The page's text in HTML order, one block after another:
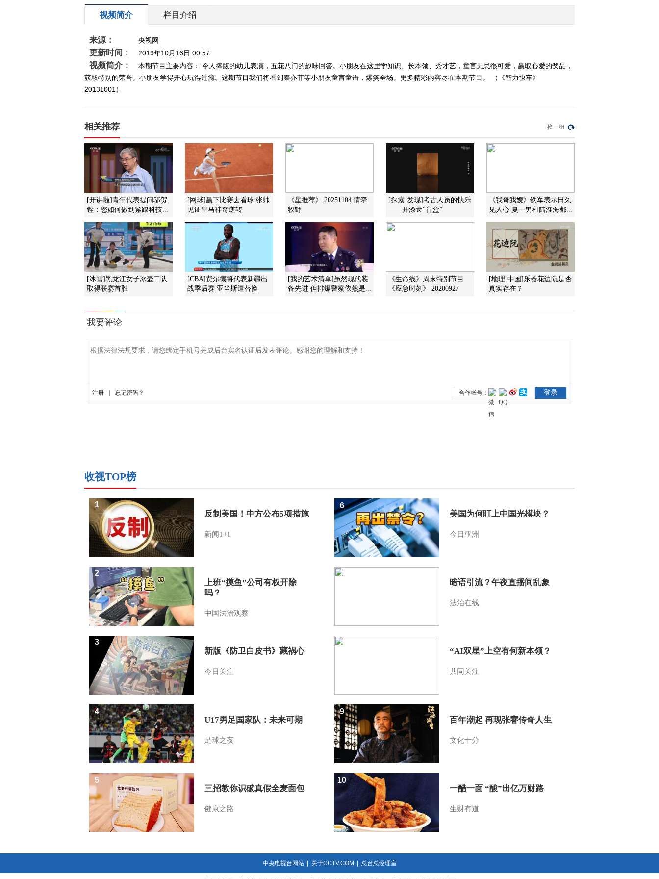
2013-09-25 06:50:30
2013-09-17 22:48:19
《智力快车》 20130813
《智力快车》 20130730
2013-07-30 07:33:22
《智力快车》 20130716
《智力快车》 20130702
2013-06-25 23:00:12
2013-06-11 09:24:14
《智力快车》 20130601
视频简介 栏目介绍
来源： 央视网
更新时间： 2013年10月16日 00:57
视频简介：
本期节目主要内容： 令人捧腹的幼儿表演，五花八门的趣味回答。小朋友在这里学知识、长本领、秀才艺，童言无忌很可爱，赢取心爱的奖品，
获取特别的荣誉。小朋友学得开心玩得过瘾。这期节目我们将看到秦亦菲等小朋友童言童语，爆笑全场。更多精彩内容尽在本期节目。 （《智力快车》
20131001）
相关推荐 换一组
[开讲啦]青年代表提问邬贺
铨：您如何做到紧跟科技...
[网球]赢下比赛去看球 张帅
见证皇马神奇逆转
《星推荐》 20251104 情牵
牧野
[探索·发现]考古人员的快乐
——开漆奁“盲盒”
《我哥我嫂》铁军表示日久
见人心 夏一男和陆淮海都...
[冰雪]黑龙江女子冰壶二队
取得联赛首胜
[CBA]费尔德将代表新疆出
战季后赛 亚当斯遭替换
[我的艺术清单]虽然现代装
备先进 但排爆警察依然是...
《生命线》周末特别节目
《应急时刻》 20200927
[地理·中国]乐器花边阮是否
真实存在？
收视TOP榜
反制美国！中方公布5项措施
新闻1+1
1
上班“摸鱼”公司有权开除
吗？
中国法治观察
2
新版《防卫白皮书》藏祸心
今日关注
3
U17男足国家队：未来可期
足球之夜
4
三招教你识破真假全麦面包
健康之路
5
美国为何盯上中国光模块？
今日亚洲
6
暗语引流？午夜直播间乱象
法治在线
7
“AI双星”上空有何新本领？
共同关注
8
百年潮起 再现张謇传奇人生
文化十分
9
一醋一面 “酸”出亿万财路
生财有道
10
中央电视台网站| 关于CCTV.COM 总台总经理室